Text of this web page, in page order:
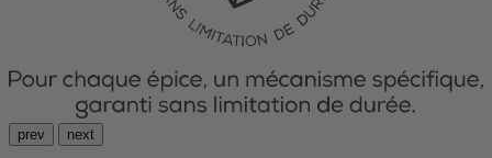
prev next